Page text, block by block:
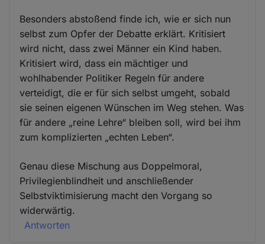
Besonders abstoßend finde ich, wie er sich nun
selbst zum Opfer der Debatte erklärt. Kritisiert
wird nicht, dass zwei Männer ein Kind haben.
Kritisiert wird, dass ein mächtiger und
wohlhabender Politiker Regeln für andere
verteidigt, die er für sich selbst umgeht, sobald
sie seinen eigenen Wünschen im Weg stehen. Was
für andere „reine Lehre“ bleiben soll, wird bei ihm
zum komplizierten „echten Leben“.
Genau diese Mischung aus Doppelmoral,
Privilegienblindheit und anschließender
Selbstviktimisierung macht den Vorgang so
widerwärtig.
Antworten